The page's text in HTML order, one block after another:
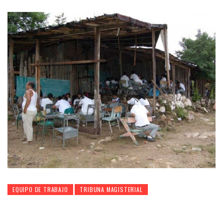
EQUIPO DE TRABAJO TRIBUNA MAGISTERIAL